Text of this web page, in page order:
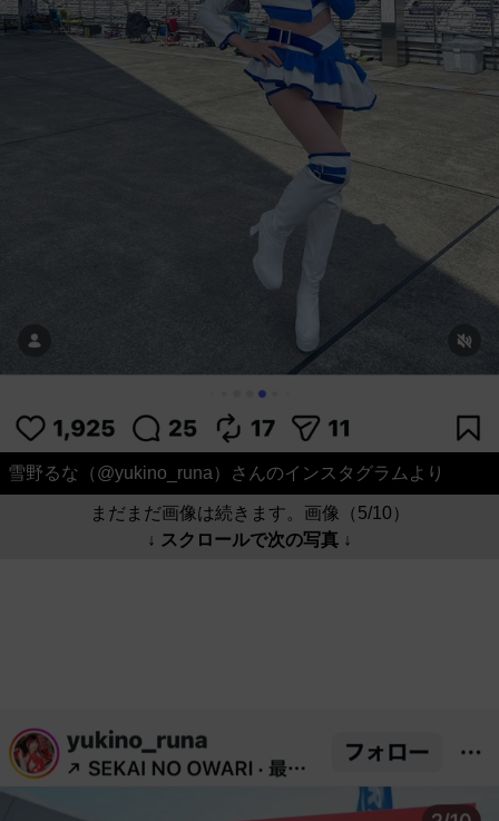
雪野るな（@yukino_runa）さんのインスタグラムより
まだまだ画像は続きます。画像（5/10）
↓ スクロールで次の写真 ↓